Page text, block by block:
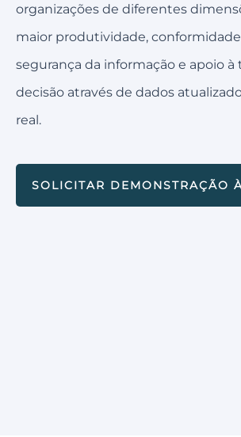
organizações de diferentes
maior produtividade,
segurança da informação e apoio à
decisão através de dados
real.
SOLICITAR DEMONSTRAÇÃO